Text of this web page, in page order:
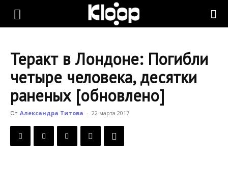
KLOOP.KG
Новости
Кыргызстана
Теракт в Лондоне: Погибли
четыре человека, десятки
раненых [обновлено]
От Александра Титова - 22 марта 2017